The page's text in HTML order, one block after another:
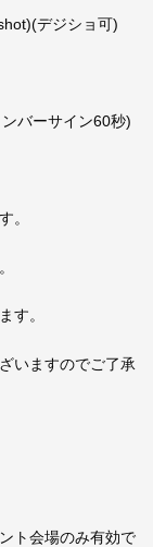
デジショ可)
バーサイン60秒)
。
す。
いますのでご了承
ト会場のみ有効で